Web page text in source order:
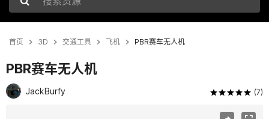
搜索资源
首页 3D 交通工具 飞机 PBR赛车无人机
PBR赛车无人机
JackBurfy (7)